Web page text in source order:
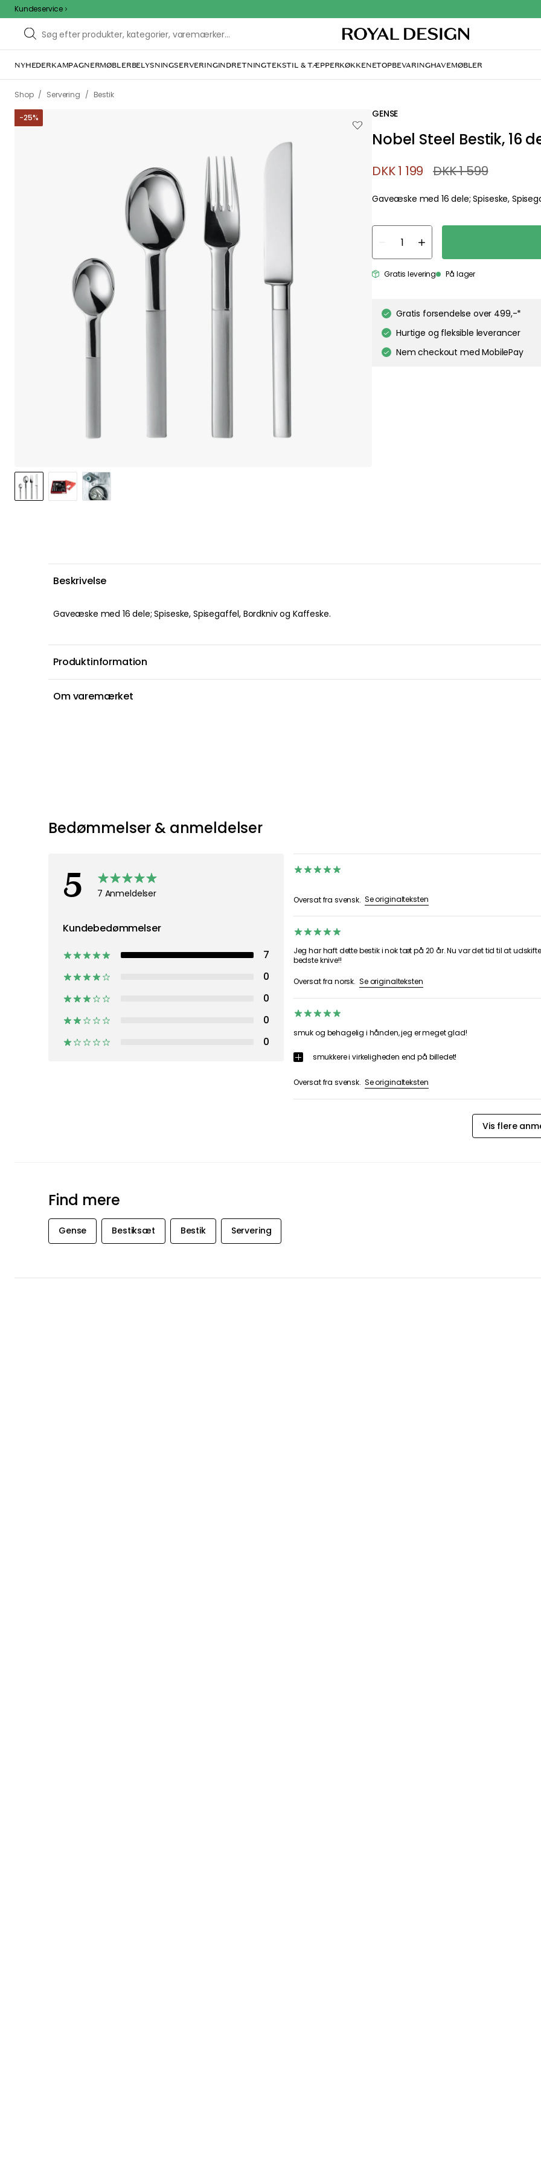
Kundeservice
NYHEDERKAMPAGNERMØBLERBELYSNINGSERVERINGINDRETNINGTEKSTIL & TÆPPERKØKKENETOPBEVARINGHAVEMØBLER
Shop / Servering / Bestik
-25% GENSE
Nobel Steel Bestik, 16
DKK 1 199 DKK 1 599
Gaveæske med 16 dele; Spiseske,
Gratis levering På lager
Gratis forsendelse over 499,-*
Hurtige og fleksible leverancer
Nem checkout med MobilePay
Beskrivelse
Gaveæske med 16 dele; Spiseske, Spisegaffel, Bordkniv og Kaffeske.
Produktinformation
Om varemærket
Bedømmelser & anmeldelser
5 7 Anmeldelser
Kundebedømmelser
7
0
0
0
0
Oversat fra svensk. Se originalteksten
Jeg har haft dette bestik i nok tæt på 20 år. Nu var det tid til at
bedste knive!!
Oversat fra norsk. Se originalteksten
smuk og behagelig i hånden, jeg er meget glad!
smukkere i virkeligheden end på billedet!
Oversat fra svensk. Se originalteksten
Vis flere
Find mere
Gense Bestiksæt Bestik Servering
We care about your privacy!
We use cookies to personalize content and ads, and to analyze our traffic. You have the
may affect your experience of the website.
Our privacy policy Google's privacy policy
Accept All Cookies
Cookie Settings